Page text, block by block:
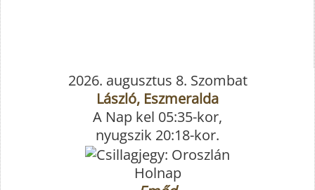
2026. augusztus 8. Szombat
László, Eszmeralda
A Nap kel 05:35-kor,
nyugszik 20:18-kor.
Holnap